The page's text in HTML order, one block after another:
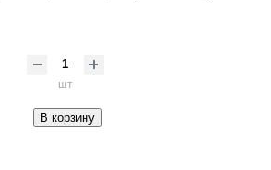
шт
В корзину